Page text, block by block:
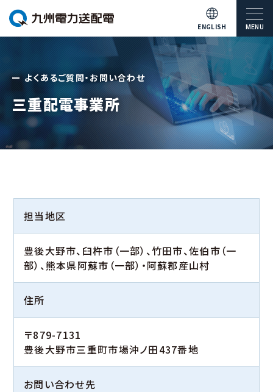
ENGLISH MENU
よくあるご質問・お問い合わせ
三重配電事業所
担当地区
豊後大野市、臼杵市（一部）、竹田市、佐伯市（一
部）、熊本県阿蘇市（一部）・阿蘇郡産山村
住所
〒879-7131
豊後大野市三重町市場沖ノ田437番地
お問い合わせ先